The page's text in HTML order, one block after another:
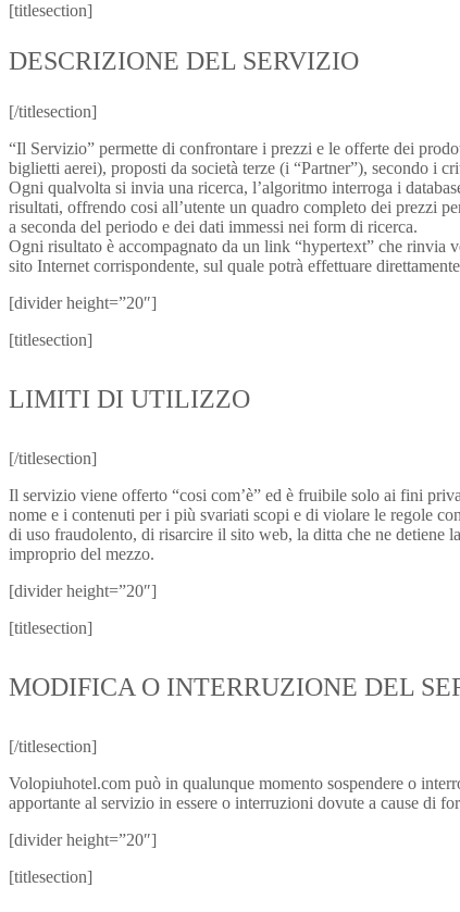
[titlesection]
DESCRIZIONE DEL SERVIZIO
[/titlesection]
“Il Servizio” permette di confrontare i prezzi e le offerte dei
biglietti aerei), proposti da società terze (i “Partner”), secondo i
Ogni qualvolta si invia una ricerca, l’algoritmo interroga i
risultati, offrendo cosi all’utente un quadro completo dei prezzi
a seconda del periodo e dei dati immessi nei form di ricerca.
Ogni risultato è accompagnato da un link “hypertext” che rinvia
sito Internet corrispondente, sul quale potrà effettuare
[divider height=”20″]
[titlesection]
LIMITI DI UTILIZZO
[/titlesection]
Il servizio viene offerto “cosi com’è” ed è fruibile solo ai fini
nome e i contenuti per i più svariati scopi e di violare le regole
di uso fraudolento, di risarcire il sito web, la ditta che ne detiene
improprio del mezzo.
[divider height=”20″]
[titlesection]
MODIFICA O INTERRUZIONE DEL
[/titlesection]
Volopiuhotel.com può in qualunque momento sospendere o
apportante al servizio in essere o interruzioni dovute a cause di
[divider height=”20″]
[titlesection]